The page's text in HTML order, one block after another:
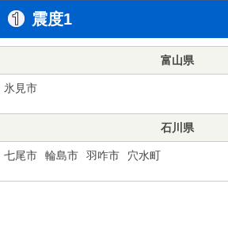
震度1
富山県
氷見市
石川県
七尾市 輪島市 羽咋市 穴水町